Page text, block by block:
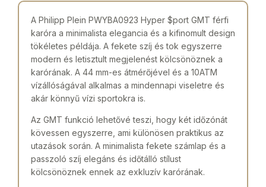
A Philipp Plein PWYBA0923 Hyper $port GMT férfi
karóra a minimalista elegancia és a kifinomult design
tökéletes példája. A fekete szíj és tok egyszerre
modern és letisztult megjelenést kölcsönöznek a
karórának. A 44 mm-es átmérőjével és a 10ATM
vízállóságával alkalmas a mindennapi viseletre és
akár könnyű vízi sportokra is.
Az GMT funkció lehetővé teszi, hogy két időzónát
kövessen egyszerre, ami különösen praktikus az
utazások során. A minimalista fekete számlap és a
passzoló szíj elegáns és időtálló stílust
kölcsönöznek ennek az exkluzív karórának.